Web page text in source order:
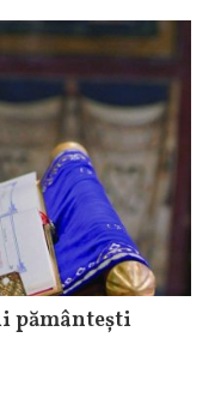
pământești